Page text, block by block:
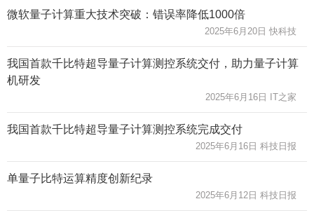
微软量子计算重大技术突破：错误率降低1000倍
2025年6月20日 快科技
我国首款千比特超导量子计算测控系统交付，助力量子计算
机研发
2025年6月16日 IT之家
我国首款千比特超导量子计算测控系统完成交付
2025年6月16日 科技日报
单量子比特运算精度创新纪录
2025年6月12日 科技日报